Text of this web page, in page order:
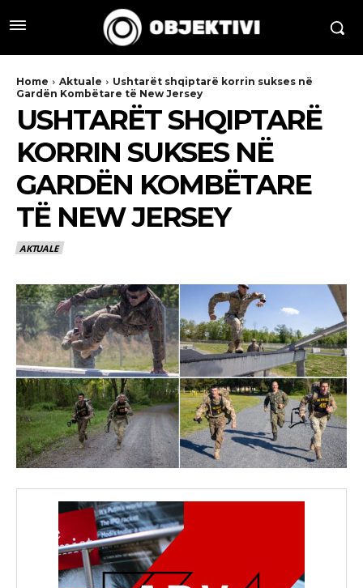
Home Aktuale
Ushtarët shqiptarë korrin sukses në
Gardën Kombëtare të New Jersey
USHTARËT SHQIPTARË
KORRIN SUKSES NË
GARDËN KOMBËTARE
TË NEW JERSEY
AKTUALE